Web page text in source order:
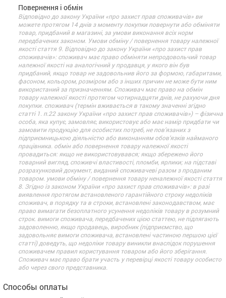
Повернення і обмін
Відповідно до закону України «про захист прав споживачів» ви
можете протягом 14 днів з моменту покупки повернути або обміняти
товар, придбаний в магазині, за умови виконання всіх норм
передбачених законом. Умови обміну / повернення товару належної
якості стаття 9. Відповідно до закону України «про захист прав
споживачів»: споживач має право обміняти непродовольчий товар
належної якості на аналогічний у продавця, у якого він був
придбаний, якщо товар не задовольнив його за формою, габаритами,
фасоном, кольором, розміром або з інших причин не може бути ним
використаний за призначенням. Споживач має право на обмін
товару належної якості протягом чотирнадцяти днів, не рахуючи дня
покупки. споживач (термін вживається в такому значенні згідно
статті 1. п.22 закону України «про захист прав споживачів») – фізична
особа, яка купує, замовляє, використовує або має намір придбати чи
замовити продукцію для особистих потреб, не пов’язаних з
підприємницькою діяльністю або виконанням обов’язків найманого
працівника. обмін або повернення товару належної якості
провадиться: якщо не використовувався; якщо збережено його
товарний вигляд, споживчі властивості, пломби, ярлики; на підставі
розрахунковий документ, виданий споживачеві разом з проданим
товаром. умови обміну / повернення товару неналежної якості стаття
8. Згідно із законом України «про захист прав споживачів»: в разі
виявлення протягом встановленого гарантійного строку недоліків
споживач, в порядку та в строки, встановлені законодавством, має
право вимагати безоплатного усунення недоліків товару в розумний
строк. вимоги споживача, передбачених цією статтею, не підлягають
задоволенню, якщо продавець, виробник (підприємство, що
задовольняє вимоги споживача, встановлені частиною першою цієї
статті) доведуть, що недоліки товару виникли внаслідок порушення
споживачем правил користування товаром або його зберігання.
Споживач має право брати участь у перевірці якості товару особисто
або через свого представника.
Способы оплаты